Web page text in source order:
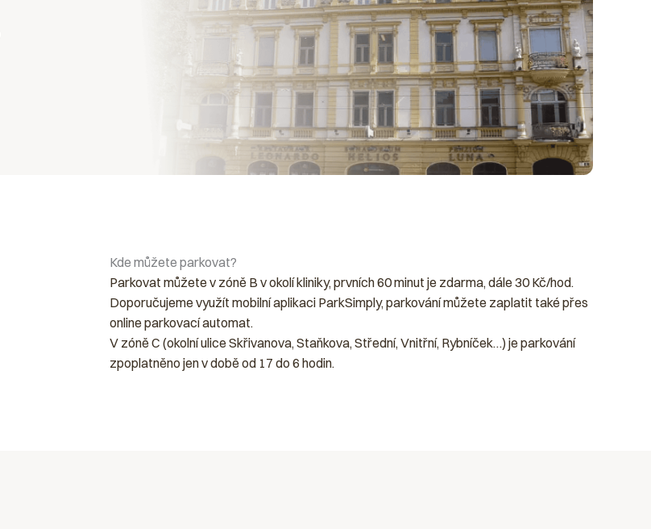
Kde můžete parkovat?
Parkovat můžete v zóně B v okolí kliniky, prvních 60 minut je zdarma, dále 30 Kč/hod.
Doporučujeme využít mobilní aplikaci ParkSimply, parkování můžete zaplatit také přes
online parkovací automat.
V zóně C (okolní ulice Skřivanova, Staňkova, Střední, Vnitřní, Rybníček…) je parkování
zpoplatněno jen v době od 17 do 6 hodin.